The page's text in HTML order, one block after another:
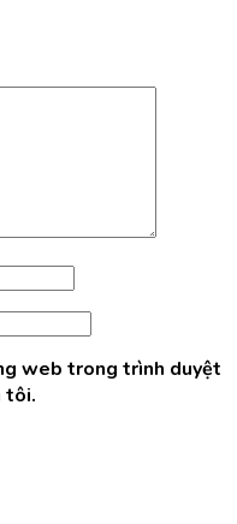
web trong trình duyệt
tôi.